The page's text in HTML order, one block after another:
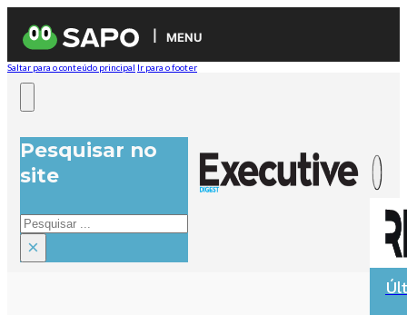
MENU
Saltar para o conteúdo principal Ir para o footer
Pesquisar no
site
Pesquisar
×